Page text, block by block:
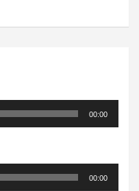
00:00
00:00